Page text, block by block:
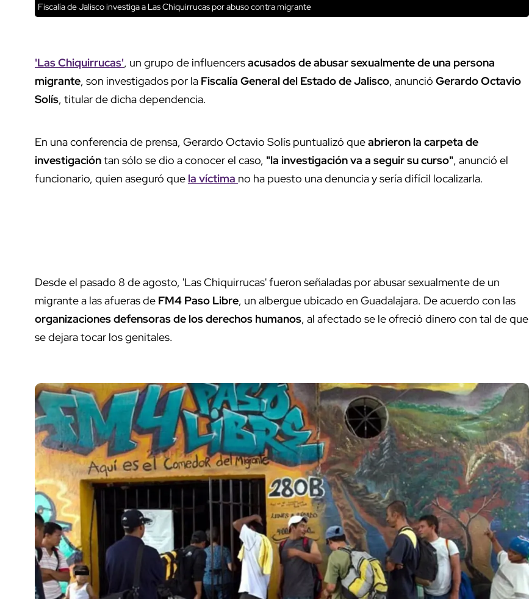
Fiscalía de Jalisco investiga a Las Chiquirrucas por abuso contra migrante
'Las Chiquirrucas', un grupo de influencersacusados de abusar sexualmente de una persona
migrante, son investigados por la Fiscalía General del Estado de Jalisco, anunció Gerardo Octavio
Solís, titular de dicha dependencia.
En una conferencia de prensa, Gerardo Octavio Solís puntualizó queabrieron la carpeta de
investigacióntan sólo se dio a conocer el caso, "la investigación va a seguir su curso", anunció el
funcionario, quien aseguró que la víctima no ha puesto una denuncia y sería difícil localizarla.
Desde el pasado 8 de agosto, 'Las Chiquirrucas' fueron señaladas por abusar sexualmente de un
migrante a las afueras de FM4 Paso Libre, un albergue ubicado en Guadalajara. De acuerdo con las
organizaciones defensoras de los derechos humanos, al afectado se le ofreció dinero con tal de que
se dejara tocar los genitales.